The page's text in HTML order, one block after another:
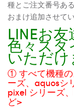
種とご注文番号あ
おまけ追加させて
LINEお
色々スタ
いただ
① すべて機種の
ーズ、aquosシ
pixel シリーズ
ど>